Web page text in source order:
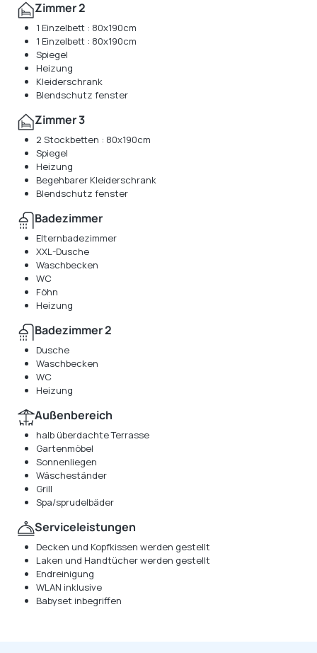
Zimmer 2
1 Einzelbett : 80x190cm
1 Einzelbett : 80x190cm
Spiegel
Heizung
Kleiderschrank
Blendschutz fenster
Zimmer 3
2 Stockbetten : 80x190cm
Spiegel
Heizung
Begehbarer Kleiderschrank
Blendschutz fenster
Badezimmer
Elternbadezimmer
XXL-Dusche
Waschbecken
WC
Föhn
Heizung
Badezimmer 2
Dusche
Waschbecken
WC
Heizung
Außenbereich
halb überdachte Terrasse
Gartenmöbel
Sonnenliegen
Wäscheständer
Grill
Spa/sprudelbäder
Serviceleistungen
Decken und Kopfkissen werden gestellt
Laken und Handtücher werden gestellt
Endreinigung
WLAN inklusive
Babyset inbegriffen